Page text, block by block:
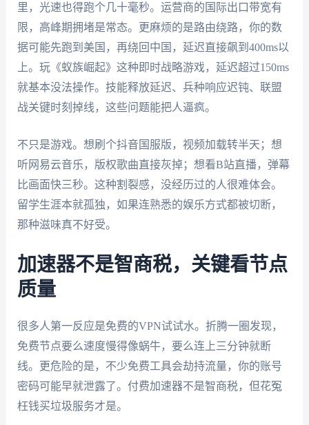
里，光速也得跑个几十毫秒。运营商的国际出口带宽有
限，高峰期拥堵是常态。更麻烦的是路由绕路，你的数
据可能先跑到美国，再绕回中国，延迟直接飙到400ms以
上。玩《蚁族崛起》这种即时战略游戏，延迟超过150ms
就基本没法操作。技能释放延迟、兵种响应迟钝、联盟
战关键时刻掉线，这些问题能把人逼疯。
不只是游戏。想刷个抖音国服版，视频加载转半天；想
听网易云音乐，版权歌曲直接灰掉；想看B站直播，弹幕
比画面快三秒。这种割裂感，没经历过的人很难体会。
留学生涯本就孤独，如果连熟悉的娱乐方式都被切断，
那种滋味真不好受。
加速器不是智商税，关键看节点
质量
很多人第一反应是免费的VPN试试水。折腾一圈发现，
免费节点要么速度慢得像蜗牛，要么连上三分钟就断
线。更危险的是，不少免费工具会劫持流量，你的账号
密码可能早就泄露了。付费加速器不是智商税，但花冤
枉钱买垃圾服务才是。